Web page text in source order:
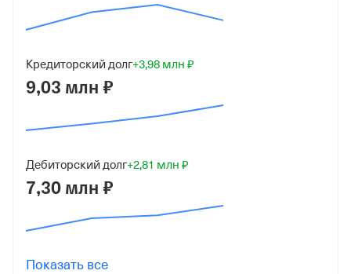
ООО "ТРАНС ЛОГИСТИК"
109451, г Москва, ул Верхние Поля, д 32 к 3, кв 33
ИНН
1227700691393
от 24 октября 2022
Кредиторский долг+3,98 млн ₽
9,03 млн ₽
Дебиторский долг+2,81 млн ₽
7,30 млн ₽
Показать все